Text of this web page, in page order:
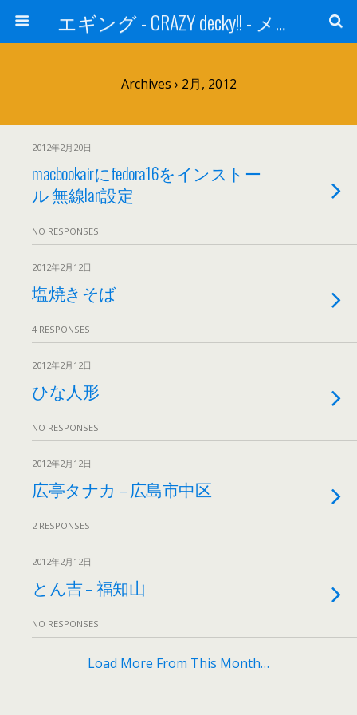
エギング - CRAZY decky!! - メバリング、スウェーデンハウス
Archives › 2月, 2012
2012年2月20日
macbookairにfedora16をインストー
ル 無線lan設定
NO RESPONSES
2012年2月12日
塩焼きそば
4 RESPONSES
2012年2月12日
ひな人形
NO RESPONSES
2012年2月12日
広亭タナカ – 広島市中区
2 RESPONSES
2012年2月12日
とん吉 – 福知山
NO RESPONSES
Load More From This Month…